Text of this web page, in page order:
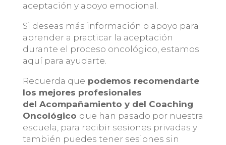
aceptación y apoyo emocional.
Si deseas más información o apoyo para
aprender a practicar la aceptación
durante el proceso oncológico, estamos
aquí para ayudarte.
Recuerda que podemos recomendarte
los mejores profesionales
del Acompañamiento y del Coaching
Oncológico que han pasado por nuestra
escuela, para recibir sesiones privadas y
también puedes tener sesiones sin